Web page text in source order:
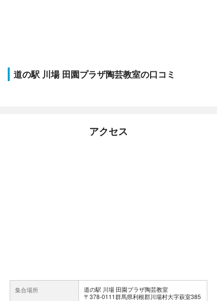
道の駅 川場 田園プラザ陶芸教室の口コミ
アクセス
集合場所
道の駅 川場 田園プラザ陶芸教室
〒378-0111群馬県利根郡川場村大字萩室385